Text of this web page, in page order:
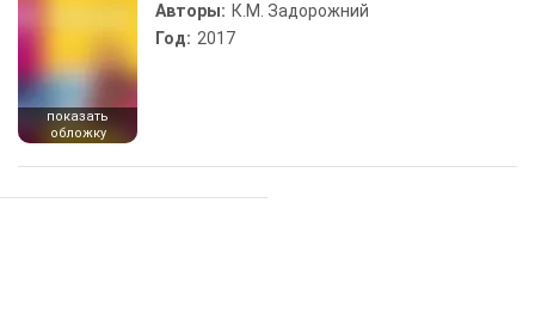
показать
обложку
Авторы: К.М. Задорожний
Год: 2017